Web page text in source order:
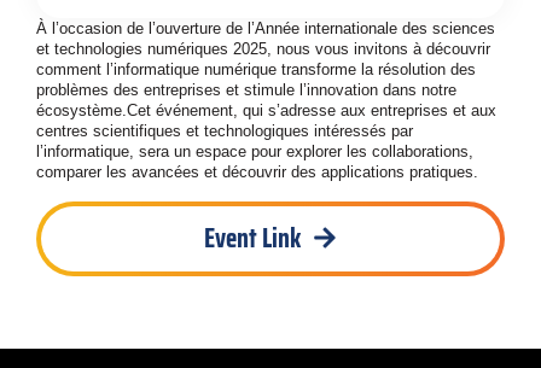
À l’occasion de l’ouverture de l’Année internationale des sciences
et technologies numériques 2025, nous vous invitons à découvrir
comment l’informatique numérique transforme la résolution des
problèmes des entreprises et stimule l’innovation dans notre
écosystème.Cet événement, qui s’adresse aux entreprises et aux
centres scientifiques et technologiques intéressés par
l’informatique, sera un espace pour explorer les collaborations,
comparer les avancées et découvrir des applications pratiques.
Event Link